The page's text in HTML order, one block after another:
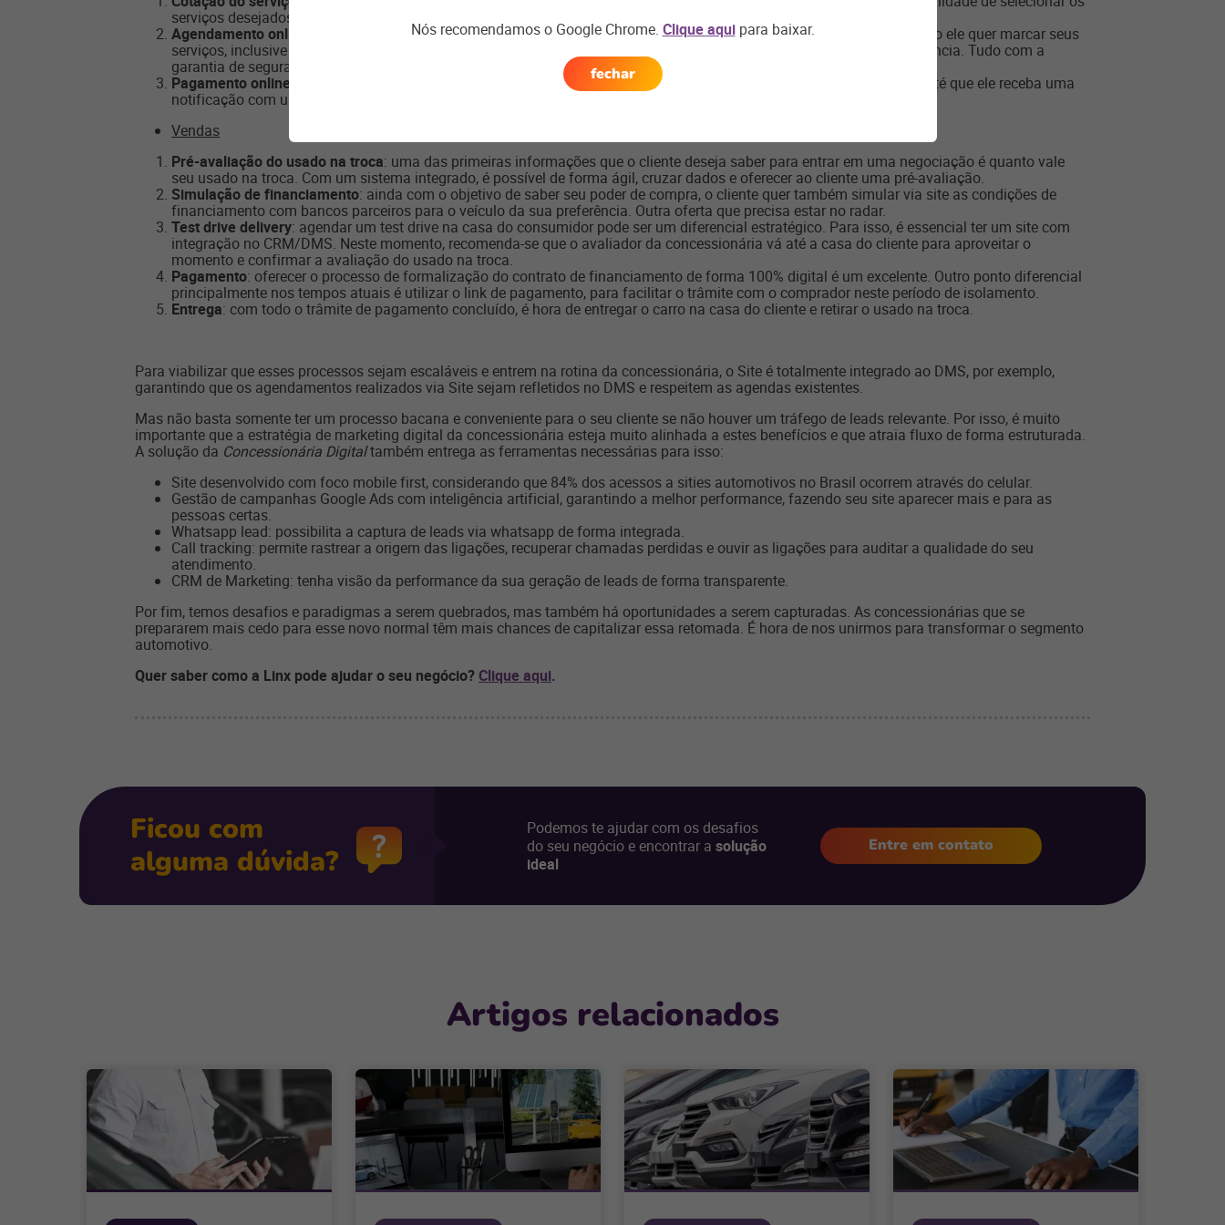
serviços desejados.
Agendamento online
: fácil, simples e com hora marcada. É importante possibilitar ao consumidor flexibilidade de como ele quer marcar seus
serviços, inclusive até se ele quer desfrutar de um serviço de retirada e devolução do carro, que entregue mais conveniência. Tudo com a
garantia de segurança do processo que um software oferece.
Pagamento online : possibilitar diferentes formas para o consumidor pagar também merece atenção. Hoje, é possível até que ele receba uma
notificação com um link para realização do pagamento usando cartão de crédito.
Vendas
Pré-avaliação do usado na troca: uma das primeiras informações que o cliente deseja saber para entrar em uma negociação é quanto vale
seu usado na troca. Com um sistema integrado, é possível de forma ágil, cruzar dados e oferecer ao cliente uma pré-avaliação.
Simulação de financiamento: ainda com o objetivo de saber seu poder de compra, o cliente quer também simular via site as condições de
financiamento com bancos parceiros para o veículo da sua preferência. Outra oferta que precisa estar no radar.
Test drive delivery: agendar um test drive na casa do consumidor pode ser um diferencial estratégico. Para isso, é essencial ter um site com
integração no CRM/DMS. Neste momento, recomenda-se que o avaliador da concessionária vá até a casa do cliente para aproveitar o
momento e confirmar a avaliação do usado na troca.
Pagamento: oferecer o processo de formalização do contrato de financiamento de forma 100% digital é um excelente. Outro ponto diferencial
principalmente nos tempos atuais é utilizar o link de pagamento, para facilitar o trâmite com o comprador neste período de isolamento.
Entrega: com todo o trâmite de pagamento concluído, é hora de entregar o carro na casa do cliente e retirar o usado na troca.
Para viabilizar que esses processos sejam escaláveis e entrem na rotina da concessionária, o Site é totalmente integrado ao DMS, por exemplo,
garantindo que os agendamentos realizados via Site sejam refletidos no DMS e respeitem as agendas existentes.
Mas não basta somente ter um processo bacana e conveniente para o seu cliente se não houver um tráfego de leads relevante. Por isso, é muito
importante que a estratégia de marketing digital da concessionária esteja muito alinhada a estes benefícios e que atraia fluxo de forma estruturada.
A solução da Concessionária Digitaltambém entrega as ferramentas necessárias para isso:
Site desenvolvido com foco mobile first, considerando que 84% dos acessos a sities automotivos no Brasil ocorrem através do celular.
Gestão de campanhas Google Ads com inteligência artificial, garantindo a melhor performance, fazendo seu site aparecer mais e para as
pessoas certas.
Whatsapp lead: possibilita a captura de leads via whatsapp de forma integrada.
Call tracking: permite rastrear a origem das ligações, recuperar chamadas perdidas e ouvir as ligações para auditar a qualidade do seu
atendimento.
CRM de Marketing: tenha visão da performance da sua geração de leads de forma transparente.
Por fim, temos desafios e paradigmas a serem quebrados, mas também há oportunidades a serem capturadas. As concessionárias que se
prepararem mais cedo para esse novo normal têm mais chances de capitalizar essa retomada. É hora de nos unirmos para transformar o segmento
automotivo.
Quer saber como a Linx pode ajudar o seu negócio? Clique aqui.
Ficou com
alguma dúvida?
Podemos te ajudar com os desafios
do seu negócio e encontrar a solução
ideal
Entre em contato
Artigos relacionados
Nós recomendamos o Google Chrome. Clique aquipara baixar.
fechar